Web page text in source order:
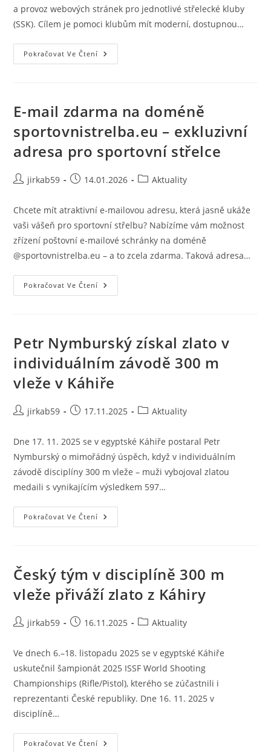
a provoz webových stránek pro jednotlivé střelecké kluby
(SSK). Cílem je pomoci klubům mít moderní, dostupnou…
Pokračovat Ve Čtení
E-mail zdarma na doméně
sportovnistrelba.eu – exkluzivní
adresa pro sportovní střelce
jirkab59 14.01.2026 Aktuality
Chcete mít atraktivní e-mailovou adresu, která jasně ukáže
vaši vášeň pro sportovní střelbu? Nabízíme vám možnost
zřízení poštovní e-mailové schránky na doméně
@sportovnistrelba.eu – a to zcela zdarma. Taková adresa…
Pokračovat Ve Čtení
Petr Nymburský získal zlato v
individuálním závodě 300 m
vleže v Káhiře
jirkab59 17.11.2025 Aktuality
Dne 17. 11. 2025 se v egyptské Káhiře postaral Petr
Nymburský o mimořádný úspěch, když v individuálním
závodě disciplíny 300 m vleže – muži vybojoval zlatou
medaili s vynikajícím výsledkem 597…
Pokračovat Ve Čtení
Český tým v disciplíně 300 m
vleže přiváží zlato z Káhiry
jirkab59 16.11.2025 Aktuality
Ve dnech 6.–18. listopadu 2025 se v egyptské Káhiře
uskutečnil šampionát 2025 ISSF World Shooting
Championships (Rifle/Pistol), kterého se zúčastnili i
reprezentanti České republiky. Dne 16. 11. 2025 v
disciplíně…
Pokračovat Ve Čtení